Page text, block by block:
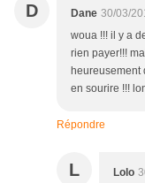
D Dane 30/03/
woua !!! il y a
rien payer!!!
heureusement
en sourire !!!
Répondre
L Lolo